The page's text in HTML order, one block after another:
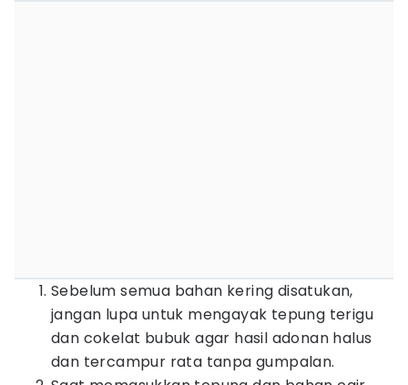
Sebelum semua bahan kering disatukan,
jangan lupa untuk mengayak tepung terigu
dan cokelat bubuk agar hasil adonan halus
dan tercampur rata tanpa gumpalan.